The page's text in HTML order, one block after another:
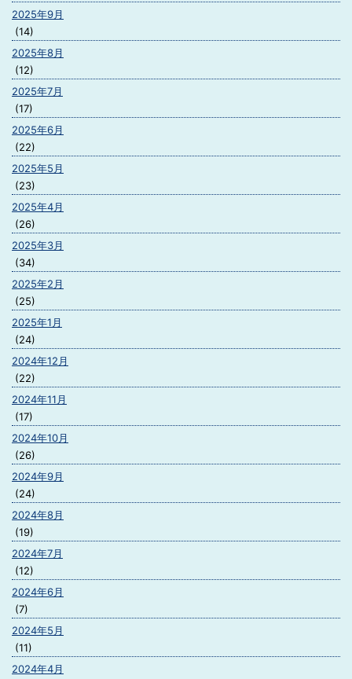
2025年9月
(14)
2025年8月
(12)
2025年7月
(17)
2025年6月
(22)
2025年5月
(23)
2025年4月
(26)
2025年3月
(34)
2025年2月
(25)
2025年1月
(24)
2024年12月
(22)
2024年11月
(17)
2024年10月
(26)
2024年9月
(24)
2024年8月
(19)
2024年7月
(12)
2024年6月
(7)
2024年5月
(11)
2024年4月